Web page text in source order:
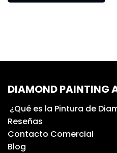
DIAMOND PAINTING
¿Qué es la Pintura de
Reseñas
Contacto Comercial
Blog